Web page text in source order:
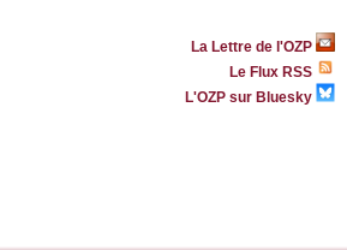
La Lettre de l'OZP
Le Flux RSS
L'OZP sur Bluesky